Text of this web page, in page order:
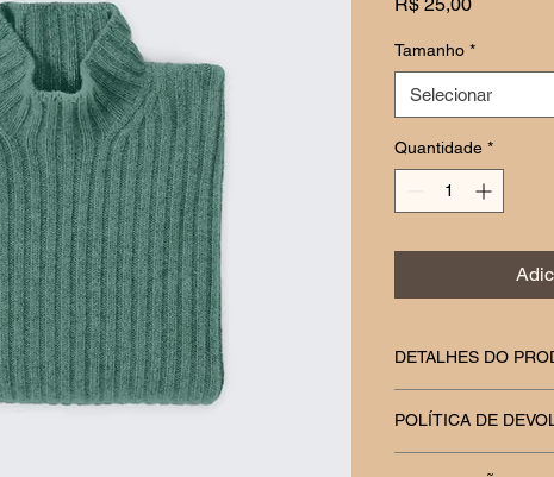
Tamanho *
Selecionar
Quantidade *
DETALHES DO
seu produto, como
especiais e
POLÍTICA DE